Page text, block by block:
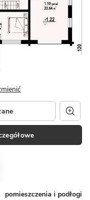
pomieszczenia i podłogi